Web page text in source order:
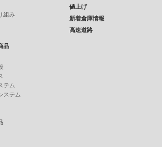
組み
品
テム
ステム
値上げ
新着倉庫情報
高速道路